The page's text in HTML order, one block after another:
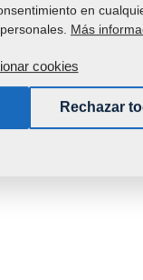
en
Más
cookies
Rechazar